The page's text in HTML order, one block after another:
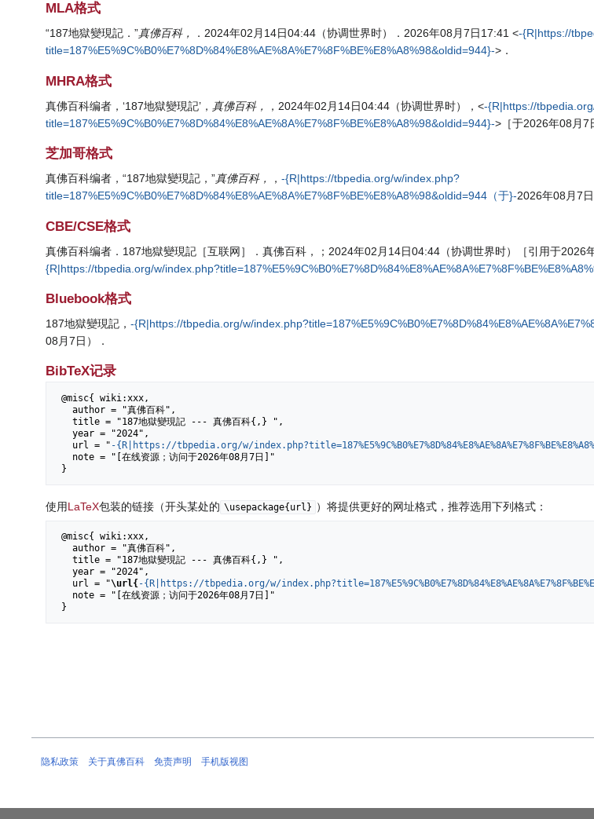
MLA格式
“187地獄變現記．”真佛百科， ．2024年02月14日04:44（协调世界时）．2026年08月7日17:41 <-{R|https://
title=187%E5%9C%B0%E7%8D%84%E8%AE%8A%E7%8F%BE%E8%A8%98&oldid=944}->．
MHRA格式
真佛百科编者，‘187地獄變現記’， 真佛百科， ，2024年02月14日04:44（协调世界时），<-{R|https://
title=187%E5%9C%B0%E7%8D%84%E8%AE%8A%E7%8F%BE%E8%A8%98&oldid=944}->［于2026年08月7
芝加哥格式
真佛百科编者，“187地獄變現記，”真佛百科， ， -{R|https://tbpedia.org/w/index.php?
title=187%E5%9C%B0%E7%8D%84%E8%AE%8A%E7%8F%BE%E8%A8%98&oldid=944（于}-2026年08月7日
CBE/CSE格式
真佛百科编者．187地獄變現記［互联网］．真佛百科，；2024年02月14日04:44（协调世界时）［引用于2026
{R|https://tbpedia.org/w/
Bluebook格式
187地獄變現記， -{R|https://tbpedia.org/w/
08月7日）．
BibTeX记录
@misc{ wiki:xxx,
   author = "真佛百科",
   title = "187地獄變現記 --- 真佛百科{,} ",
   year = "2024",
   url = "
-{R|https://tbpedia.org/w/
使用LaTeX包装的链接（开头某处的 \usepackage{url} ）将提供更好的网址格式，推荐选用下列格式：
@misc{ wiki:xxx,
   author = "真佛百科",
   title = "187地獄變現記 --- 真佛百科{,} ",
   year = "2024",
   url = "
\url{ -{R|https://tbpedia.org/w/
隐私政策 关于真佛百科 免责声明 手机版视图